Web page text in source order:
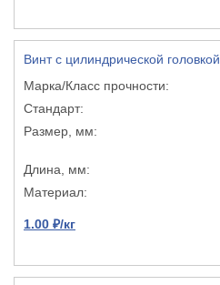
Винт с цилиндрической головкой
1.00 ₽/кг